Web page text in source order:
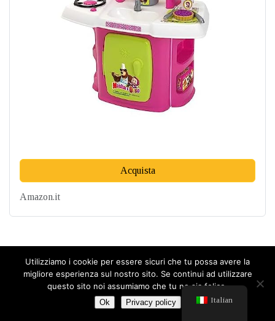
Acquista
Amazon.it
I bambini di due anni hanno l’età perfetta per godersi
la cucina giocattolo. Essa è progettata per bambini
dai 24 mesi in su ed è dotata di parti della cucina
realistiche, tra cui lavello, piano cottura, forno e
Italian
Utilizziamo i cookie per essere sicuri che tu possa avere la
migliore esperienza sul nostro sito. Se continui ad utilizzare
questo sito noi assumiamo che tu ne sia felice.
Ok Privacy policy